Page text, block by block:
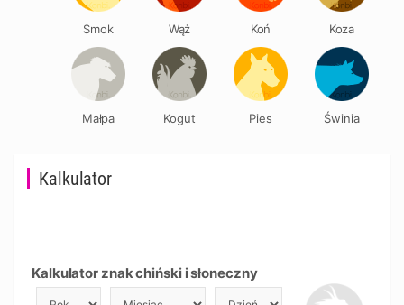
Kalkulator
Kalkulator znak chiński i słoneczny
Smok Wąż Koń Koza
Małpa Kogut Pies Świnia